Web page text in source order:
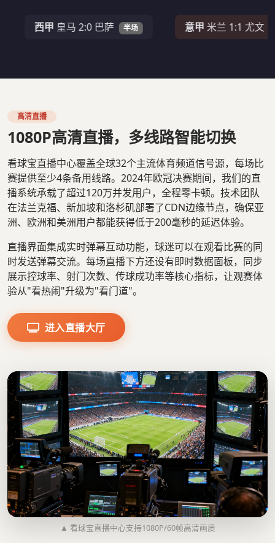
皇马 2:0 巴萨 半场 米兰 1:1 尤文 67'
高清直播
1080P高清直播，多线路智能切换
看球宝直播中心覆盖全球32个主流体育频道信号源，每场比
赛提供至少4条备用线路。2024年欧冠决赛期间，我们的直
播系统承载了超过120万并发用户，全程零卡顿。技术团队
在法兰克福、新加坡和洛杉矶部署了CDN边缘节点，确保亚
洲、欧洲和美洲用户都能获得低于200毫秒的延迟体验。
直播界面集成实时弹幕互动功能，球迷可以在观看比赛的同
时发送弹幕交流。每场直播下方还设有即时数据面板，同步
展示控球率、射门次数、传球成功率等核心指标，让观赛体
验从"看热闹"升级为"看门道"。
进入直播大厅
▲ 看球宝直播中心支持1080P/60帧高清画质